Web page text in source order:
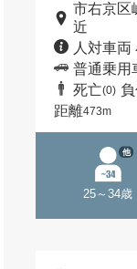
市右京区
近
人対車両
普通乗用
死亡(0)
距離473m
25～34歳
他